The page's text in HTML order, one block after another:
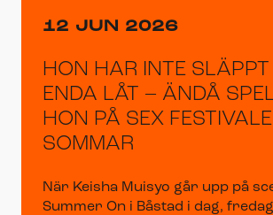
12 JUN 2026
HON HAR INTE SLÄPPT
ENDA LÅT – ÄNDÅ
HON PÅ SEX
SOMMAR
När Keisha Muisyo går upp på
Summer On i Båstad i dag,